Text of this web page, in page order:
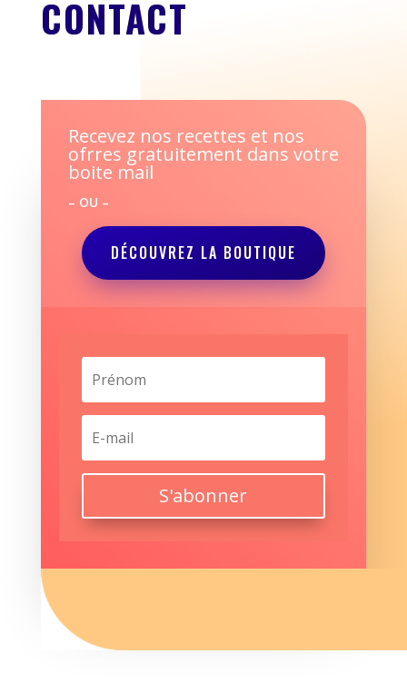
CONTACT
Recevez nos recettes et nos
ofrres gratuitement dans votre
boite mail
– OU –
DÉCOUVREZ LA BOUTIQUE
S'abonner